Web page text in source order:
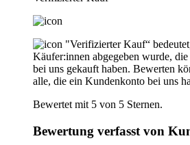
"Verifizierter Kauf“
Käufer:innen abgegeben wurde,
bei uns gekauft haben. Bewerten
alle, die ein Kundenkonto bei uns
Bewertet mit 5 von 5 Sternen.
Bewertung verfasst von